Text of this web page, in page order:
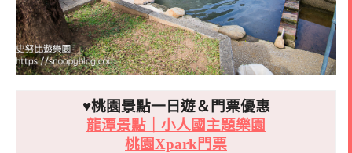
♥桃園景點一日遊＆門票優惠
龍潭景點｜小人國主題樂園
桃園Xpark門票